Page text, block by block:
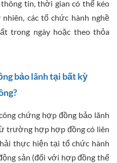
tin, thời gian có thể kéo
các tổ chức hành nghề
trong ngày hoặc theo thỏa
bảo lãnh tại bất kỳ
chứng hợp đồng bảo lãnh
trường hợp hợp đồng có liên
thực hiện tại tổ chức hành
sản (đối với hợp đồng thế